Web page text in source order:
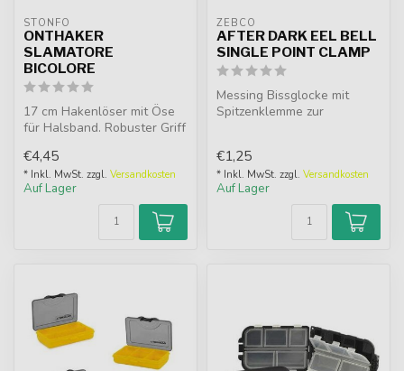
STONFO
ONTHAKER
SLAMATORE
BICOLORE
17 cm Hakenlöser mit Öse
für Halsband. Robuster Griff
€4,45
* Inkl. MwSt. zzgl. Versandkosten
Auf Lager
ZEBCO
AFTER DARK EEL BELL
SINGLE POINT CLAMP
Messing Bissglocke mit
Spitzenklemme zur
€1,25
* Inkl. MwSt. zzgl. Versandkosten
Auf Lager